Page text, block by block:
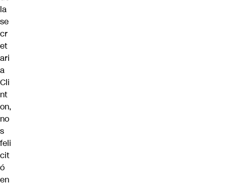
la
se
cr
et
ari
a
Cli
nt
on,
no
s
feli
cit
ó
en